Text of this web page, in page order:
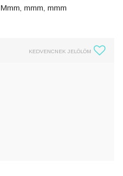
Mmm, mmm, mmm
KEDVENCNEK JELÖLÖM